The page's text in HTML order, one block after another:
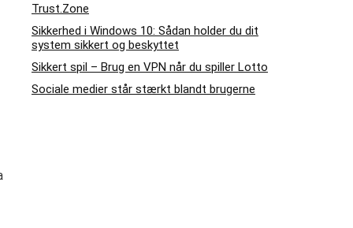
Trust.Zone
Sikkerhed i Windows 10: Sådan holder du dit
system sikkert og beskyttet
Sikkert spil – Brug en VPN når du spiller Lotto
Sociale medier står stærkt blandt brugerne